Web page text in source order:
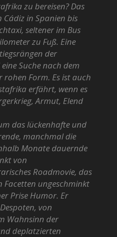
zu bereisen? Das
in Spanien bis
seltener im Bus
zu Fuß. Eine
der
Suche nach dem
rohen Form. Es ist auch
erfährt, wenn es
Armut, Elend
das lückenhafte und
manchmal die
Monate dauernde
von
Roadmovie, das
Facetten ungeschminkt
Prise Humor. Er
von
Wahnsinn der
deplatzierten